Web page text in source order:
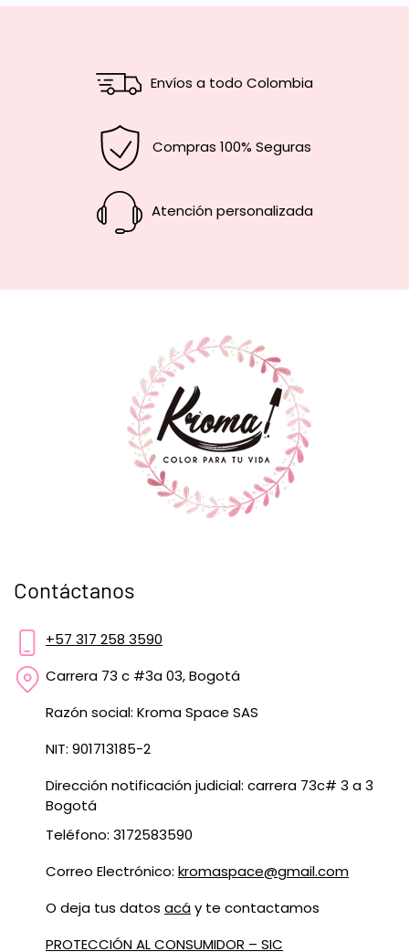
Envíos a todo Colombia
Compras 100% Seguras
Atención personalizada
Contáctanos
+57 317 258 3590
Carrera 73 c #3a 03, Bogotá
Razón social: Kroma Space SAS
NIT: 901713185-2
Dirección notificación judicial: carrera 73c# 3 a 3
Bogotá
Teléfono: 3172583590
Correo Electrónico: kromaspace@gmail.com
O deja tus datos acáy te contactamos
PROTECCIÓN AL CONSUMIDOR – SIC